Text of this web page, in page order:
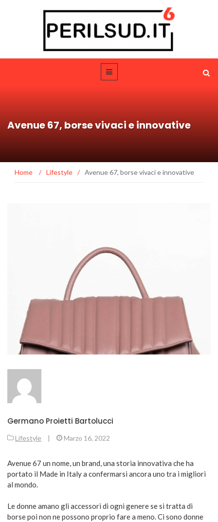
Avenue 67, borse vivaci e innovative
Home / Lifestyle / Avenue 67, borse vivaci e innovative
Germano Proietti Bartolucci
Lifestyle | Marzo 16, 2022
Avenue 67 un nome, un brand, una storia innovativa che ha
portato il Made in Italy a confermarsi ancora uno tra i migliori
al mondo.
Le donne amano gli accessori di ogni genere se si tratta di
borse poi non ne possono proprio fare a meno. Ci sono donne